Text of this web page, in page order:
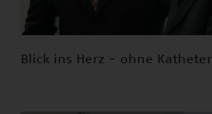
Blick ins Herz - ohne Katheter